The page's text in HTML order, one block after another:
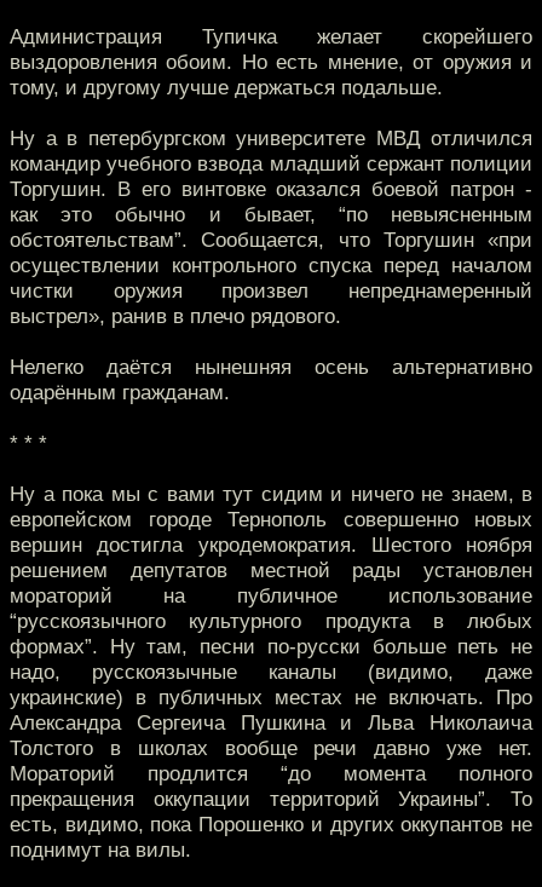
Администрация Тупичка желает скорейшего
выздоровления обоим. Но есть мнение, от оружия и
тому, и другому лучше держаться подальше.
Ну а в петербургском университете МВД отличился
командир учебного взвода младший сержант полиции
Торгушин. В его винтовке оказался боевой патрон -
как это обычно и бывает, “по невыясненным
обстоятельствам”. Сообщается, что Торгушин «при
осуществлении контрольного спуска перед началом
чистки оружия произвел непреднамеренный
выстрел», ранив в плечо рядового.
Нелегко даётся нынешняя осень альтернативно
одарённым гражданам.
* * *
Ну а пока мы с вами тут сидим и ничего не знаем, в
европейском городе Тернополь совершенно новых
вершин достигла укродемократия. Шестого ноября
решением депутатов местной рады установлен
мораторий на публичное использование
“русскоязычного культурного продукта в любых
формах”. Ну там, песни по-русски больше петь не
надо, русскоязычные каналы (видимо, даже
украинские) в публичных местах не включать. Про
Александра Сергеича Пушкина и Льва Николаича
Толстого в школах вообще речи давно уже нет.
Мораторий продлится “до момента полного
прекращения оккупации территорий Украины”. То
есть, видимо, пока Порошенко и других оккупантов не
поднимут на вилы.